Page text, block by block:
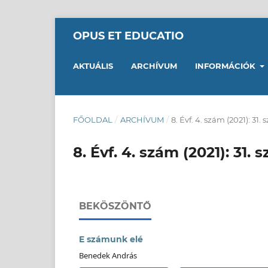
OPUS ET EDUCATIO
AKTUÁLIS ARCHÍVUM INFORMÁCIÓK
FŐOLDAL / ARCHÍVUM / 8. Évf. 4. szám (2021): 31.
8. Évf. 4. szám (2021): 31.
BEKÖSZÖNTŐ
E számunk elé
Benedek András